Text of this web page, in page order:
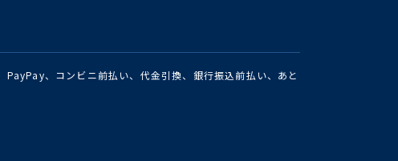
、コンビニ前払い、代金引換、銀行振込前払い、あと